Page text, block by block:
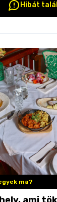
Hibát
ma?
ami